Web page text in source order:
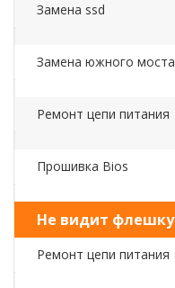
Замена ssd
Замена южного моста
Ремонт цепи питания
Прошивка Bios
Не видит флешку
Ремонт цепи питания